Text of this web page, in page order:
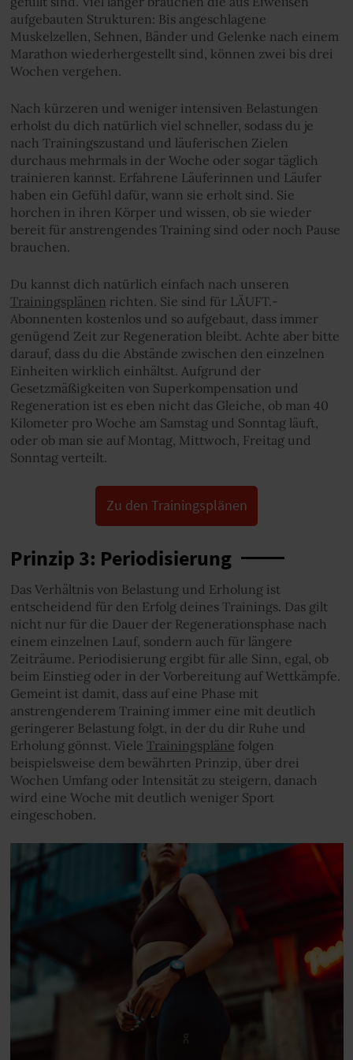
aufgebauten Strukturen: Bis angeschlagene
Muskelzellen, Sehnen, Bänder und Gelenke nach einem
Marathon wiederhergestellt sind, können zwei bis drei
Wochen vergehen.
Nach kürzeren und weniger intensiven Belastungen
erholst du dich natürlich viel schneller, sodass du je
nach Trainingszustand und läuferischen Zielen
durchaus mehrmals in der Woche oder sogar täglich
trainieren kannst. Erfahrene Läuferinnen und Läufer
haben ein Gefühl dafür, wann sie erholt sind. Sie
horchen in ihren Körper und wissen, ob sie wieder
bereit für anstrengendes Training sind oder noch Pause
brauchen.
Du kannst dich natürlich einfach nach unseren
Trainingsplänen richten. Sie sind für LÄUFT.-
Abonnenten kostenlos und so aufgebaut, dass immer
genügend Zeit zur Regeneration bleibt. Achte aber bitte
darauf, dass du die Abstände zwischen den einzelnen
Einheiten wirklich einhältst. Aufgrund der
Gesetzmäßigkeiten von Superkompensation und
Regeneration ist es eben nicht das Gleiche, ob man 40
Kilometer pro Woche am Samstag und Sonntag läuft,
oder ob man sie auf Montag, Mittwoch, Freitag und
Sonntag verteilt.
Zu den Trainingsplänen
Prinzip 3: Periodisierung
Das Verhältnis von Belastung und Erholung ist
entscheidend für den Erfolg deines Trainings. Das gilt
nicht nur für die Dauer der Regenerationsphase nach
einem einzelnen Lauf, sondern auch für längere
Zeiträume. Periodisierung ergibt für alle Sinn, egal, ob
beim Einstieg oder in der Vorbereitung auf Wettkämpfe.
Gemeint ist damit, dass auf eine Phase mit
anstrengenderem Training immer eine mit deutlich
geringerer Belastung folgt, in der du dir Ruhe und
Erholung gönnst. Viele Trainingspläne folgen
beispielsweise dem bewährten Prinzip, über drei
Wochen Umfang oder Intensität zu steigern, danach
wird eine Woche mit deutlich weniger Sport
eingeschoben.